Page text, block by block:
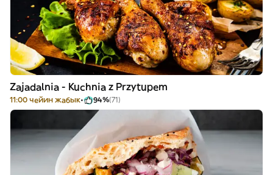
Zajadalnia - Kuchnia z Przytupem
11:00 чейин жабык 94%(71)